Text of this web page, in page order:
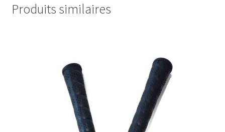
Produits similaires